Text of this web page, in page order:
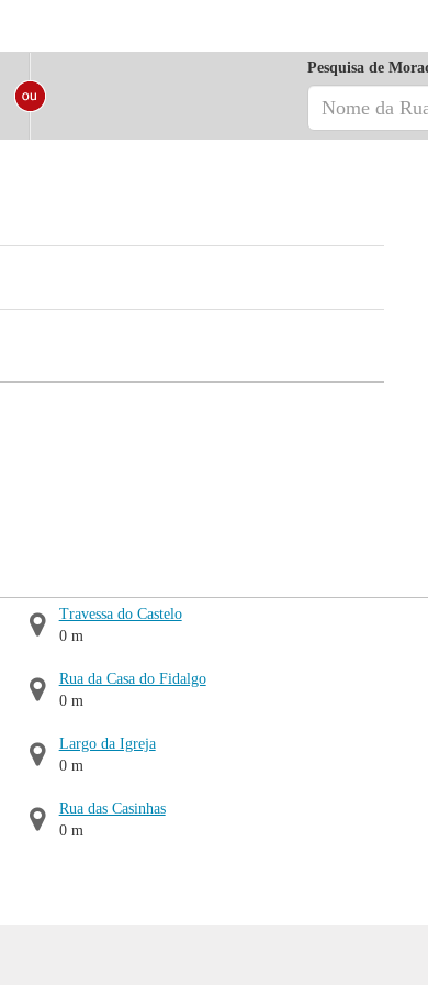
Pesquisa de
Travessa do Castelo
0 m
Rua da Casa do Fidalgo
0 m
Largo da Igreja
0 m
Rua das Casinhas
0 m